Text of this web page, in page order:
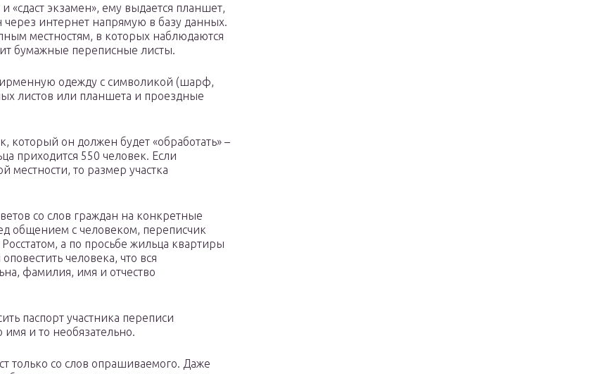
«сдаст экзамен», ему выдается планшет,
через интернет напрямую в базу данных.
местностям, в которых наблюдаются
бумажные переписные листы.
одежду с символикой (шарф,
листов или планшета и проездные
который он должен будет «обработать» –
приходится 550 человек. Если
местности, то размер участка
со слов граждан на конкретные
общением с человеком, переписчик
а по просьбе жильца квартиры
человека, что вся
фамилия, имя и отчество
паспорт участника переписи
имя и то необязательно.
только со слов опрашиваемого. Даже